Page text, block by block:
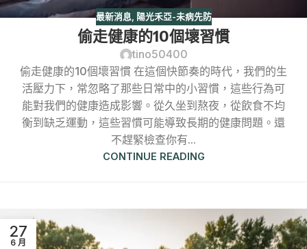
最新消息 陽光禾亞-未病先防
偷走健康的10個壞習慣
tino50400
偷走健康的10個壞習慣 在這個快節奏的時代，我們的生
活壓力下，常忽略了那些日常中的小習慣，這些行為可
能對我們的健康造成影響。從久坐到熬夜，從飲食不均
衡到缺乏運動，這些習慣可能導致長期的健康問題。還
不趕緊檢查你有...
CONTINUE READING
27
6 月